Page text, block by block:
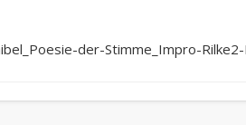
der-Stimme_Impro-